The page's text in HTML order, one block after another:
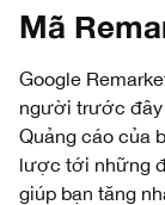
Mã
Google
người trước đây
Quảng cáo của
lược tới những
giúp bạn tăng